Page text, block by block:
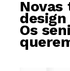
Novas
Os